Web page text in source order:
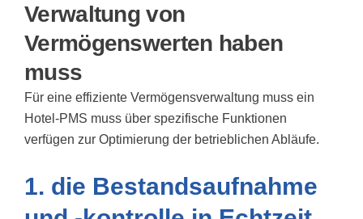
Verwaltung von
Vermögenswerten haben
muss
Für eine effiziente Vermögensverwaltung muss ein
Hotel-PMS muss über spezifische Funktionen
verfügen zur Optimierung der betrieblichen Abläufe.
1. die Bestandsaufnahme